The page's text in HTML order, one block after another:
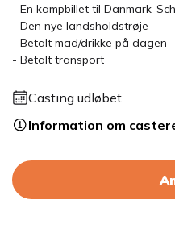
- En kampbillet til Danmark-
- Den nye landsholdstrøje
- Betalt mad/drikke på dagen
- Betalt transport
Casting udløbet
Information om